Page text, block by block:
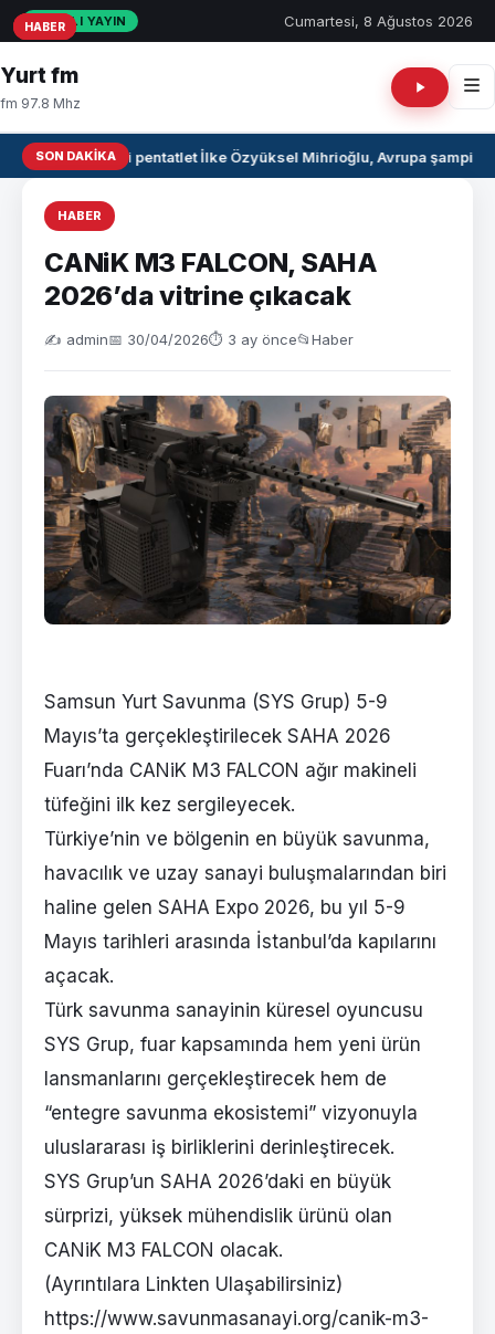
CANLI YAYIN Cumartesi, 8 Ağustos 2026
Yurt fm
fm 97.8 Mhz
SON DAKIKAMilli pentatlet İlke Özyüksel Mihrioğlu, Avrupa
HABER
CANiK M3 FALCON, SAHA
2026’da vitrine çıkacak
✍️ admin📅 30/04/2026⏱ 3 ay önce📂Haber
Samsun Yurt Savunma (SYS Grup) 5-9
Mayıs’ta gerçekleştirilecek SAHA 2026
Fuarı’nda CANiK M3 FALCON ağır makineli
tüfeğini ilk kez sergileyecek.
Türkiye’nin ve bölgenin en büyük savunma,
havacılık ve uzay sanayi buluşmalarından biri
haline gelen SAHA Expo 2026, bu yıl 5-9
Mayıs tarihleri arasında İstanbul’da kapılarını
açacak.
Türk savunma sanayinin küresel oyuncusu
SYS Grup, fuar kapsamında hem yeni ürün
lansmanlarını gerçekleştirecek hem de
“entegre savunma ekosistemi” vizyonuyla
uluslararası iş birliklerini derinleştirecek.
SYS Grup’un SAHA 2026’daki en büyük
sürprizi, yüksek mühendislik ürünü olan
CANiK M3 FALCON olacak.
(Ayrıntılara Linkten Ulaşabilirsiniz)
https://www.savunmasanayi.org/canik-m3-
HABER
HABER
HABER